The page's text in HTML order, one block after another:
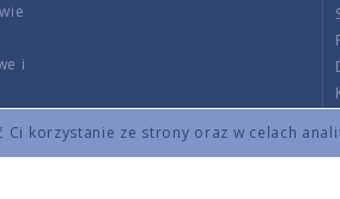
korzystanie ze strony oraz w celach
i